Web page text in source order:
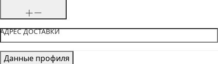
АДРЕС ДОСТАВКИ
Данные профиля